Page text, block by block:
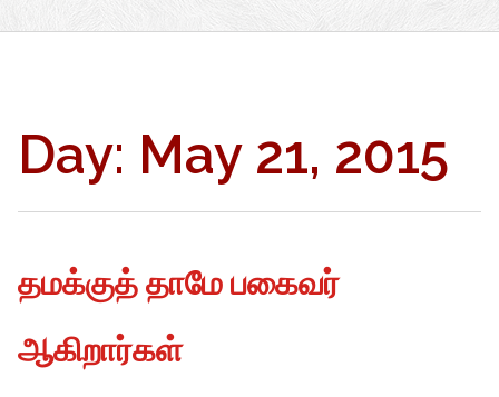
Day: May 21, 2015
தமக்குத் தாமே பகைவர்
ஆகிறார்கள்